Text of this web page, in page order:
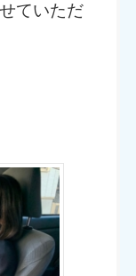
ていただ